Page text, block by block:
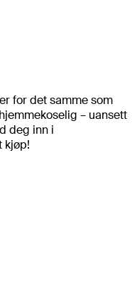
for det samme som
– uansett
deg inn i
kjøp!